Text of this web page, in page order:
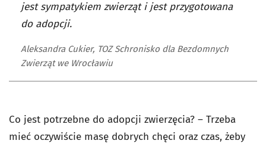
jest sympatykiem zwierząt i jest przygotowana
do adopcji.
Aleksandra Cukier, TOZ Schronisko dla Bezdomnych
Zwierząt we Wrocławiu
Co jest potrzebne do adopcji zwierzęcia? – Trzeba
mieć oczywiście masę dobrych chęci oraz czas, żeby